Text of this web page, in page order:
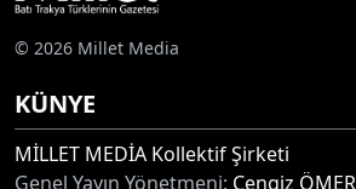
© 2026 Millet Media
KÜNYE
MİLLET MEDİA Kollektif Şirketi
Genel Yayın Yönetmeni: Cengiz ÖMER